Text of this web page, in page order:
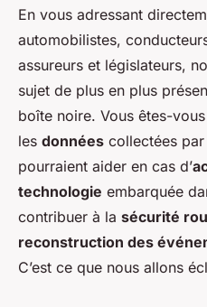
Quels sont les
boîte noire
cas d'accident
reconstruction
événements?
En vous adressant
automobilistes,
assureurs et législateurs,
sujet de plus en plus
boîte noire. Vous êtes-
les données collectées
pourraient aider en cas d’
technologie embarquée
contribuer à la sécurité
reconstruction des
C’est ce que nous allons